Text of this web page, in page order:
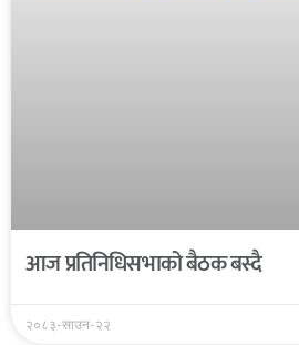
आज प्रतिनिधिसभाको बैठक बस्दै
२०८३-साउन-२२